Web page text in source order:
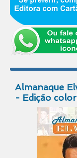
Almanaque
- Edição